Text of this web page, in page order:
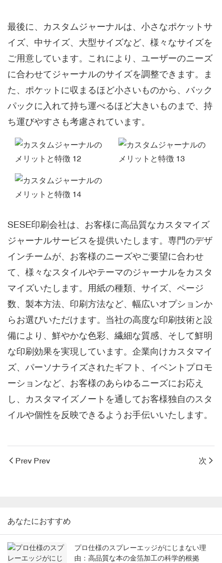
最後に、カスタムジャーナルは、小さなポケットサ
イズ、中サイズ、大型サイズなど、様々なサイズを
ご用意しています。これにより、ユーザーのニーズ
に合わせてジャーナルのサイズを調整できます。ま
た、ポケットに収まるほど小さいものから、バック
パックに入れて持ち運べるほど大きいものまで、持
ち運びやすさも考慮されています。
SESE印刷会社は、お客様に高品質なカスタマイズ
ジャーナルサービスを提供いたします。専門のデザ
インチームが、お客様のニーズやご要望に合わせ
て、様々なスタイルやテーマのジャーナルをカスタ
マイズいたします。用紙の種類、サイズ、ページ
数、製本方法、印刷方法など、幅広いオプションか
らお選びいただけます。当社の高度な印刷技術と設
備により、鮮やかな色彩、繊細な質感、そして鮮明
な印刷効果を実現しています。企業向けカスタマイ
ズ、パーソナライズされたギフト、イベントプロモ
ーションなど、お客様のあらゆるニーズにお応え
し、カスタマイズノートを通してお客様独自のスタ
イルや個性を反映できるようお手伝いいたします。
Prev Prev 次
あなたにおすすめ
プロ仕様のスプレーエッジがにじまない理
由：高品質な本の金箔加工の科学的根拠